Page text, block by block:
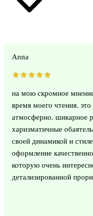
Anna
на мою скромное
время моего чтения.
атмосферно. шикарное
харизматичные
своей динамикой и
оформление
которую очень
детализированной